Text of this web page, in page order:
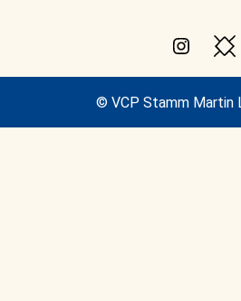
© VCP Stamm Martin